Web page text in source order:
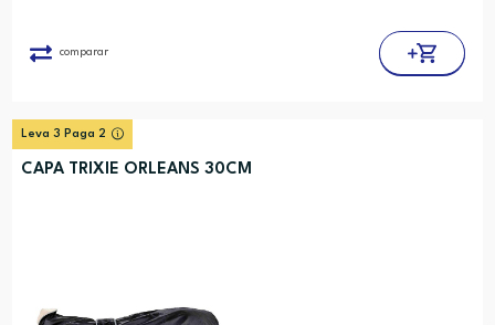
comparar
Leva 3 Paga 2
CAPA TRIXIE ORLEANS 30CM